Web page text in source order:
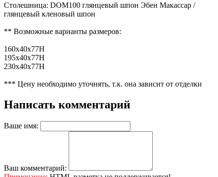
Столешница: DOM100 глянцевый шпон Эбен Макассар /
глянцевый кленовый шпон
** Возможные варианты размеров:
160x40x77H
195x40x77H
230x40x77H
*** Цену необходимо уточнять, т.к. она зависит от отделки
Написать комментарий
Ваше имя:
Ваш комментарий: